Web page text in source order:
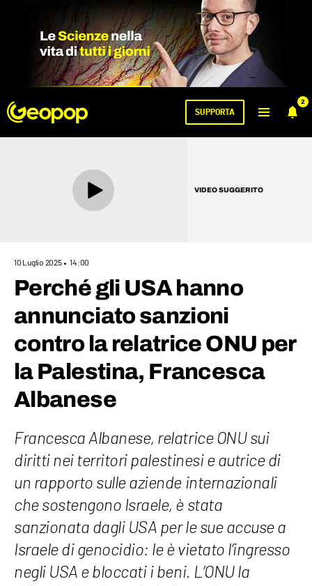
2
SUPPORTA
VIDEO SUGGERITO
10 Luglio 2025 14:00
Perché gli USA hanno
annunciato sanzioni
contro la relatrice ONU per
la Palestina, Francesca
Albanese
Francesca Albanese, relatrice ONU sui
diritti nei territori palestinesi e autrice di
un rapporto sulle aziende internazionali
che sostengono Israele, è stata
sanzionata dagli USA per le sue accuse a
Israele di genocidio: le è vietato l’ingresso
negli USA e bloccati i beni. L’ONU la